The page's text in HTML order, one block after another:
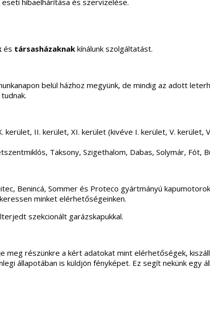
hibaelhárítása és szervizelése.
és társasházaknak kínálunk szolgáltatást.
belül házhoz megyünk, de mindig az adott
kerület, II. kerület, XI. kerület (kivéve I. kerület, V.
Taksony, Szigethalom, Dabas, Solymár, Fót,
Benincá, Sommer és Proteco gyártmányú
minket elérhetőségeinken.
szekcionált garázskapukkal.
meg részünkre a kért adatokat mint elérhetőségek,
állapotában is küldjön fényképet. Ez segít nekünk egy